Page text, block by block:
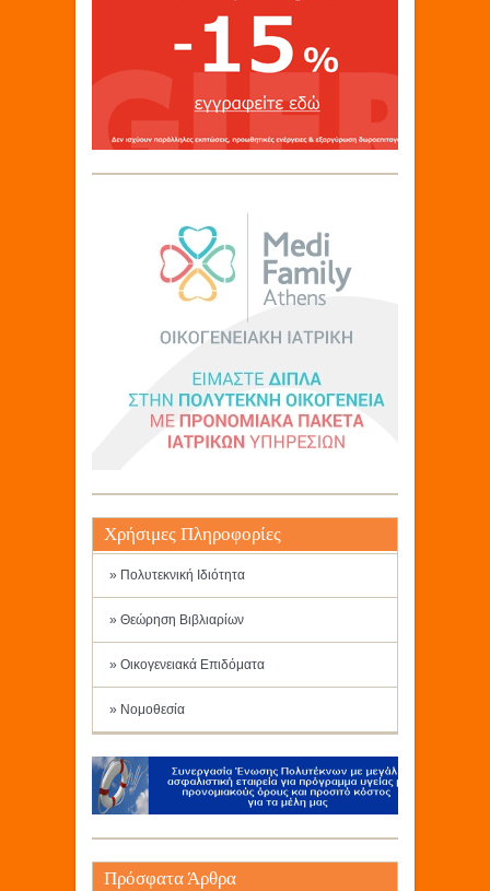
Χρήσιμες Πληροφορίες
» Πολυτεκνική Ιδιότητα
» Θεώρηση Βιβλιαρίων
» Οικογενειακά Επιδόματα
» Νομοθεσία
Πρόσφατα Άρθρα